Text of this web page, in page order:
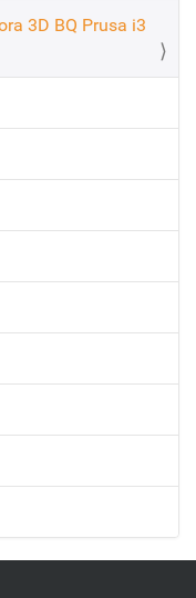
3D BQ Prusa i3